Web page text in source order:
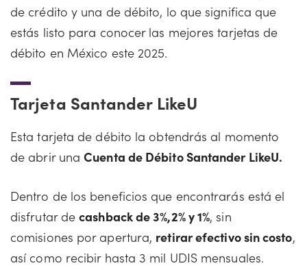
de crédito y una de débito, lo que significa que
estás listo para conocer las mejores tarjetas de
débito en México este 2025.
Tarjeta Santander LikeU
Esta tarjeta de débito la obtendrás al momento
de abrir unaCuenta de Débito Santander LikeU.
Dentro de los beneficios que encontrarás está el
disfrutar decashback de 3%,2% y 1%, sin
comisiones por apertura, retirar efectivo sin costo,
así como recibir hasta 3 mil UDIS mensuales.